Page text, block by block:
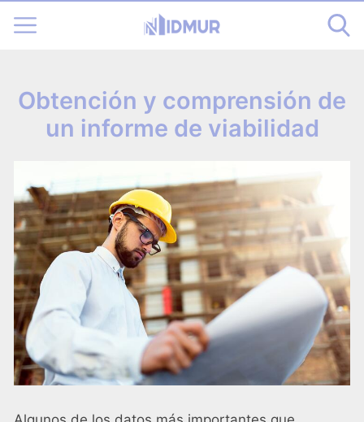
Obtención y comprensión de
un informe de viabilidad